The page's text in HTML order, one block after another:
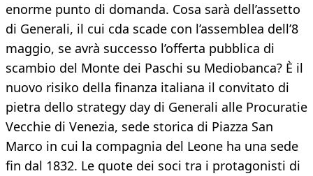
enorme punto di domanda. Cosa sarà dell’assetto
di Generali, il cui cda scade con l’assemblea dell’8
maggio, se avrà successo l’offerta pubblica di
scambio del Monte dei Paschi su Mediobanca? È il
nuovo risiko della finanza italiana il convitato di
pietra dello strategy day di Generali alle Procuratie
Vecchie di Venezia, sede storica di Piazza San
Marco in cui la compagnia del Leone ha una sede
fin dal 1832. Le quote dei soci tra i protagonisti di